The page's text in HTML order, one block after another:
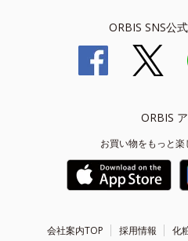
ORBIS SNS公
ORBIS
お買い物をもっと楽
会社案内TOP 採用情報 化